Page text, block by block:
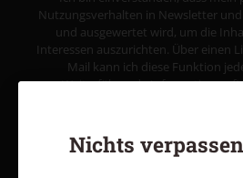
Nutzungsverhalten in Newsletter
und ausgewertet wird, um die
Interessen auszurichten. Über einen
Mail kann ich diese Funktion
Weiterführende Informationen
Nichts verpassen